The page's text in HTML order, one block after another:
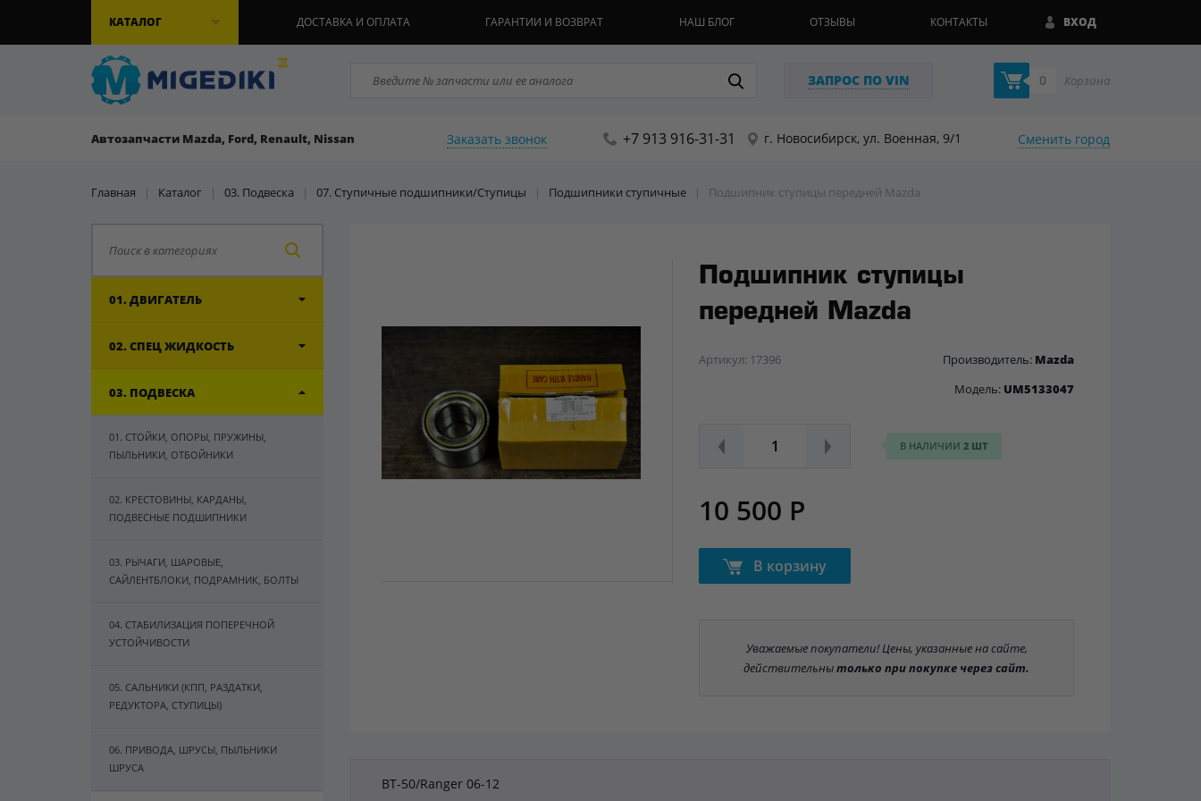
КАТАЛОГ ВХОД
ДОСТАВКА И ОПЛАТА ГАРАНТИИ И ВОЗВРАТ НАШ БЛОГ ОТЗЫВЫ КОНТАКТЫ
ЗАПРОС ПО VIN 0 Корзина
Автозапчасти Mazda, Ford, Renault, Nissan Заказать звонок +7 913 916-31-31 г. Новосибирск, ул. Военная, 9/1 Сменить город
Главная | Каталог | 03. Подвеска | 07. Ступичные подшипники/Ступицы | Подшипники ступичные | Подшипник ступицы передней Mazda
01. ДВИГАТЕЛЬ
02. СПЕЦ ЖИДКОСТЬ
03. ПОДВЕСКА
01. СТОЙКИ, ОПОРЫ, ПРУЖИНЫ,
ПЫЛЬНИКИ, ОТБОЙНИКИ
02. КРЕСТОВИНЫ, КАРДАНЫ,
ПОДВЕСНЫЕ ПОДШИПНИКИ
03. РЫЧАГИ, ШАРОВЫЕ,
САЙЛЕНТБЛОКИ, ПОДРАМНИК, БОЛТЫ
04. СТАБИЛИЗАЦИЯ ПОПЕРЕЧНОЙ
УСТОЙЧИВОСТИ
05. САЛЬНИКИ (КПП, РАЗДАТКИ,
РЕДУКТОРА, СТУПИЦЫ)
06. ПРИВОДА, ШРУСЫ, ПЫЛЬНИКИ
ШРУСА
Подшипник ступицы
передней Mazda
Артикул: 17396 Производитель: Mazda
Модель: UM5133047
В НАЛИЧИИ 2 ШТ
10 500 Р
В корзину
Уважаемые покупатели! Цены, указанные на сайте,
действительнытолько при покупке через сайт.
BT-50/Ranger 06-12